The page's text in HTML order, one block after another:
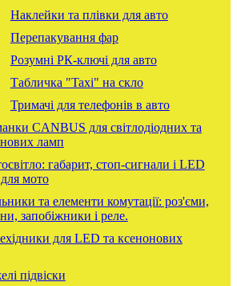
Наклейки та плівки для авто
Перепакування фар
Розумні РК-ключі для авто
Табличка "Taxi" на скло
Тримачі для телефонів в авто
CANBUS для світлодіодних та
ламп
габарит, стоп-сигнали і LED
мото
та елементи комутації: роз'єми,
запобіжники і реле.
для LED та ксенонових
підвіски